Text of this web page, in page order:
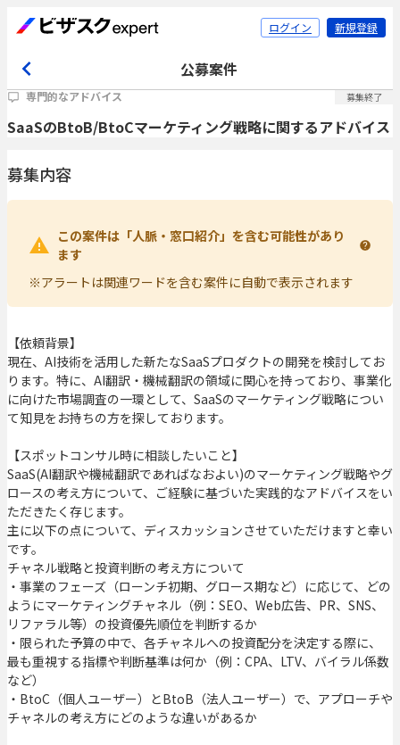
ログイン 新規登録
公募案件
専門的なアドバイス 募集終了
SaaSのBtoB/BtoCマーケティング戦略に関するアドバイス
募集内容
この案件は「人脈・窓口紹介」を含む可能性があり
ます
※アラートは関連ワードを含む案件に自動で表示されます
【依頼背景】
現在、AI技術を活用した新たなSaaSプロダクトの開発を検討してお
ります。特に、AI翻訳・機械翻訳の領域に関心を持っており、事業化
に向けた市場調査の一環として、SaaSのマーケティング戦略につい
て知見をお持ちの方を探しております。
【スポットコンサル時に相談したいこと】
SaaS(AI翻訳や機械翻訳であればなおよい)のマーケティング戦略やグ
ロースの考え方について、ご経験に基づいた実践的なアドバイスをい
ただきたく存じます。
主に以下の点について、ディスカッションさせていただけますと幸い
です。
チャネル戦略と投資判断の考え方について
・事業のフェーズ（ローンチ初期、グロース期など）に応じて、どの
ようにマーケティングチャネル（例：SEO、Web広告、PR、SNS、
リファラル等）の投資優先順位を判断するか
・限られた予算の中で、各チャネルへの投資配分を決定する際に、
最も重視する指標や判断基準は何か（例：CPA、LTV、バイラル係数
など）
・BtoC（個人ユーザー）とBtoB（法人ユーザー）で、アプローチや
チャネルの考え方にどのような違いがあるか